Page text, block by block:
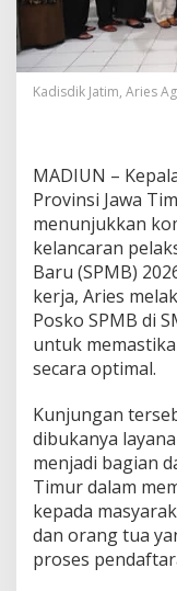
Kadisdik Jatim, Aries
MADIUN –
Provinsi Jawa
menunjukkan
kelancaran
Baru (SPMB)
kerja, Aries
Posko SPMB di
untuk
secara optimal.
Kunjungan
dibukanya
menjadi bagian
Timur dalam
kepada
dan orang tua
proses